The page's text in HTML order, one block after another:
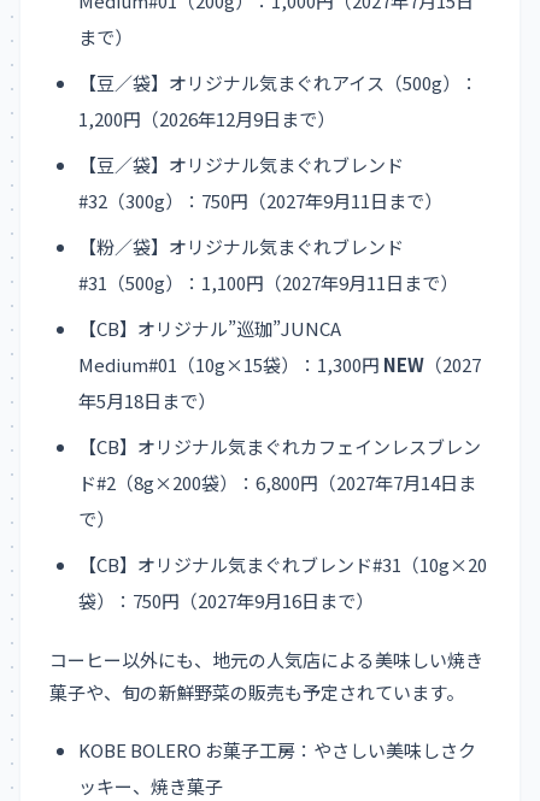
まで）
【豆／袋】オリジナル気まぐれアイス（500g）：
1,200円（2026年12月9日まで）
【豆／袋】オリジナル気まぐれブレンド
#32（300g）：750円（2027年9月11日まで）
【粉／袋】オリジナル気まぐれブレンド
#31（500g）：1,100円（2027年9月11日まで）
【CB】オリジナル”巡珈”JUNCA
Medium#01（10g×15袋）：1,300円 NEW （2027
年5月18日まで）
【CB】オリジナル気まぐれカフェインレスブレン
ド#2（8g×200袋）：6,800円（2027年7月14日ま
で）
【CB】オリジナル気まぐれブレンド#31（10g×20
袋）：750円（2027年9月16日まで）
コーヒー以外にも、地元の人気店による美味しい焼き
菓子や、旬の新鮮野菜の販売も予定されています。
KOBE BOLERO お菓子工房：やさしい美味しさク
ッキー、焼き菓子